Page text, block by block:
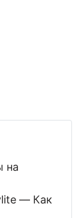
на
— Как